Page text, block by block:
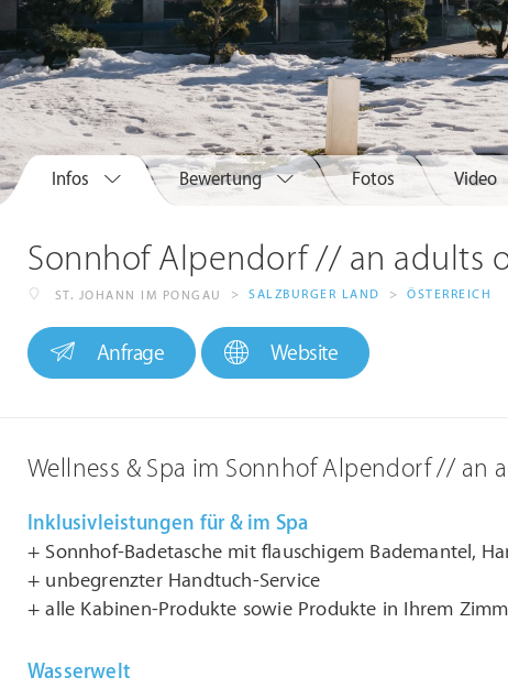
Infos Bewertung Fotos Video
Sonnhof Alpendorf // an adults
ST. JOHANN IM PONGAU > SALZBURGER LAND > ÖSTERREICH
Anfrage Website
Wellness & Spa im Sonnhof Alpendorf // an
Inklusivleistungen für & im Spa
+ Sonnhof-Badetasche mit flauschigem Bademantel,
+ unbegrenzter Handtuch-Service
+ alle Kabinen-Produkte sowie Produkte in Ihrem
Wasserwelt